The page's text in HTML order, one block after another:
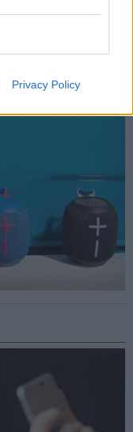
Privacy Policy
καλύτερη
σημαντικά την σειρά